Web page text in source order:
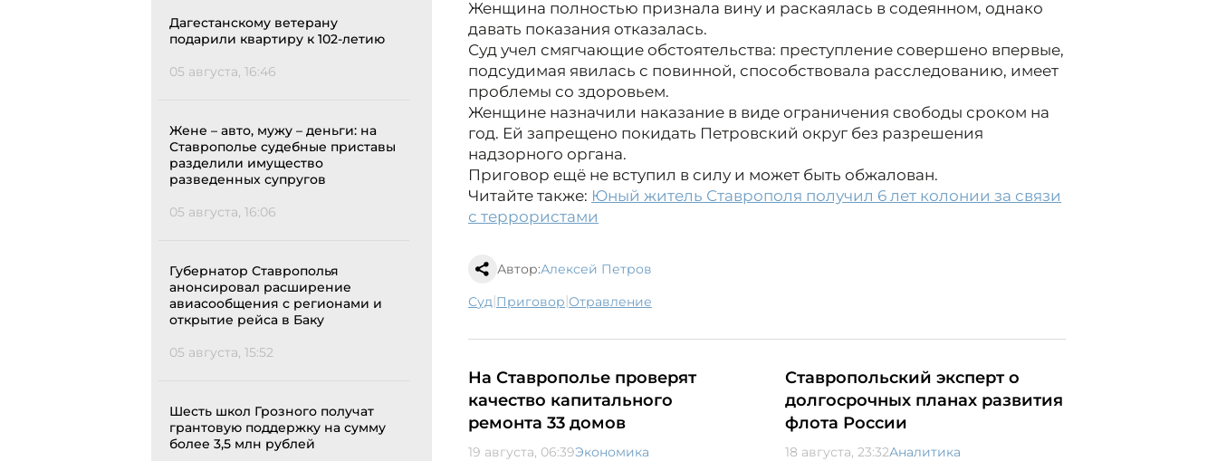
Дагестанскому ветерану
подарили квартиру к 102-летию
05 августа, 16:46
Жене – авто, мужу – деньги: на
Ставрополье судебные приставы
разделили имущество
разведенных супругов
05 августа, 16:06
Губернатор Ставрополья
анонсировал расширение
авиасообщения с регионами и
открытие рейса в Баку
05 августа, 15:52
Шесть школ Грозного получат
грантовую поддержку на сумму
более 3,5 млн рублей
Женщина полностью признала вину и раскаялась в содеянном, однако
давать показания отказалась.
Суд учел смягчающие обстоятельства: преступление совершено впервые,
подсудимая явилась с повинной, способствовала расследованию, имеет
проблемы со здоровьем.
Женщине назначили наказание в виде ограничения свободы сроком на
год. Ей запрещено покидать Петровский округ без разрешения
надзорного органа.
Приговор ещё не вступил в силу и может быть обжалован.
Читайте также: Юный житель Ставрополя получил 6 лет колонии за связи
с террористами
Автор:Алексей Петров
суд| приговор| отравление
На Ставрополье проверят
качество капитального
ремонта 33 домов
19 августа, 06:39Экономика
Ставропольский эксперт о
долгосрочных планах развития
флота России
18 августа, 23:32Аналитика